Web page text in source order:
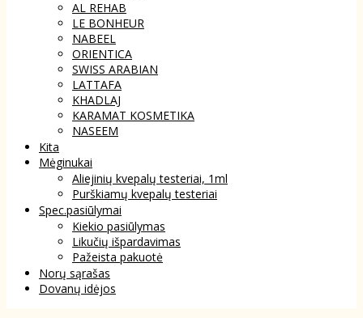
AL REHAB
LE BONHEUR
NABEEL
ORIENTICA
SWISS ARABIAN
LATTAFA
KHADLAJ
KARAMAT KOSMETIKA
NASEEM
Kita
Mėginukai
Aliejinių kvepalų testeriai, 1ml
Purškiamų kvepalų testeriai
Spec.pasiūlymai
Kiekio pasiūlymas
Likučių išpardavimas
Pažeista pakuotė
Norų sąrašas
Dovanų idėjos